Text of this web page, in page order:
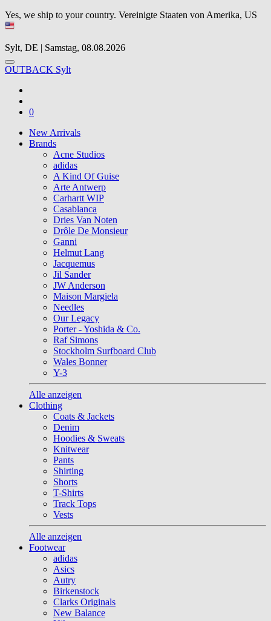
Yes, we ship to your country. Vereinigte Staaten von Amerika, US
Sylt, DE | Samstag, 08.08.2026
OUTBACK Sylt
0
New Arrivals
Brands
Acne Studios
adidas
A Kind Of Guise
Arte Antwerp
Carhartt WIP
Casablanca
Dries Van Noten
Drôle De Monsieur
Ganni
Helmut Lang
Jacquemus
Jil Sander
JW Anderson
Maison Margiela
Needles
Our Legacy
Porter - Yoshida & Co.
Raf Simons
Stockholm Surfboard Club
Wales Bonner
Y-3
Alle anzeigen
Clothing
Coats & Jackets
Denim
Hoodies & Sweats
Knitwear
Pants
Shirting
Shorts
T-Shirts
Track Tops
Vests
Alle anzeigen
Footwear
adidas
Asics
Autry
Birkenstock
Clarks Originals
New Balance